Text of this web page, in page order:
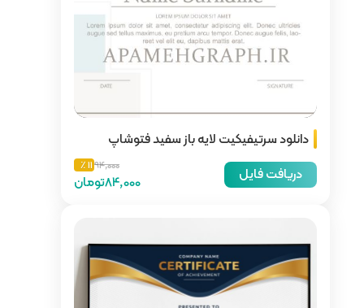
سفید فتوشاپ
94,00011 ٪
84,000تومان